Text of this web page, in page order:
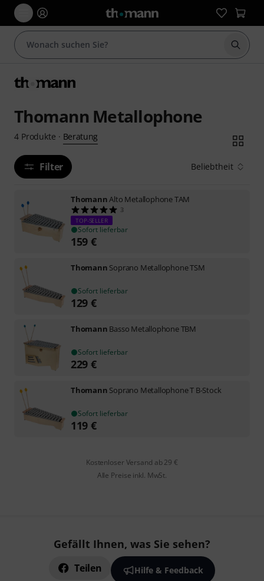
Suche
Thomann Metallophone
4 Produkte · Beratung
Filter Beliebtheit
ThomannAlto Metallophone TAM
3
TOP-SELLER
Sofort lieferbar
159 €
Thomann Soprano Metallophone TSM
Sofort lieferbar
129 €
Thomann Basso Metallophone TBM
Sofort lieferbar
229 €
Thomann Soprano Metallophone T B-Stock
Sofort lieferbar
119 €
Kostenloser Versand ab 29 €
Alle Preise inkl. MwSt.
Gefällt Ihnen, was Sie sehen?
Teilen Hilfe & Feedback